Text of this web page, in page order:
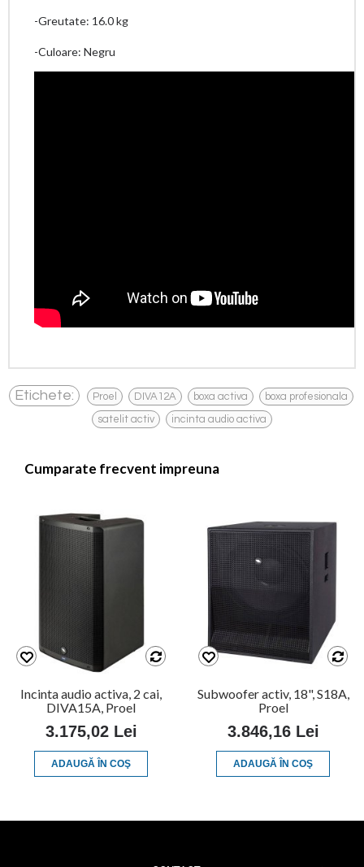
-Greutate: 16.0 kg
-Culoare: Negru
Etichete: Proel , DIVA12A , boxa activa , boxa profesionala ,
satelit activ incinta audio activa
Cumparate frecvent impreuna
Incinta audio activa, 2 cai,
DIVA15A, Proel
3.175,02 Lei
ADAUGĂ ÎN COŞ
Subwoofer activ, 18", S18A,
Proel
3.846,16 Lei
ADAUGĂ ÎN COŞ